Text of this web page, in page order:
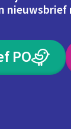
nieuwsbrief
PO